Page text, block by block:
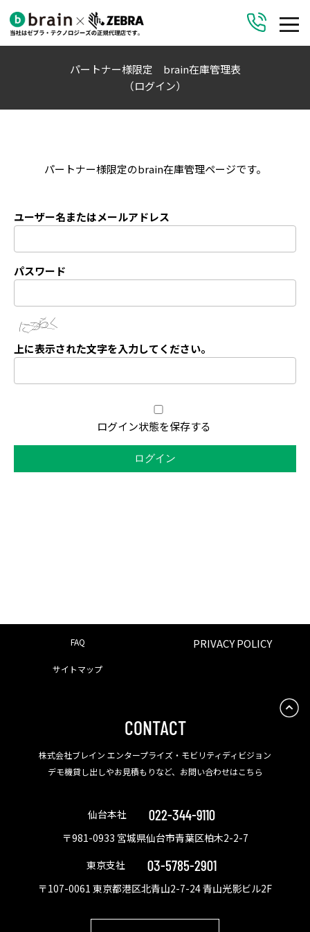
パートナー様限定 brain在庫管理表
（ログイン）
パートナー様限定のbrain在庫管理ページです。
ユーザー名またはメールアドレス
パスワード
上に表示された文字を入力してください。
ログイン状態を保存する
FAQ PRIVACY POLICY
サイトマップ
CONTACT
株式会社ブレイン エンタープライズ・モビリティディビジョン
デモ機貸し出しやお見積もりなど、お問い合わせはこちら
仙台本社 022-344-9110
〒981-0933 宮城県仙台市青葉区柏木2-2-7
東京支社
03-5785-2901
〒107-0061 東京都港区北青山2-7-24 青山光影ビル2F